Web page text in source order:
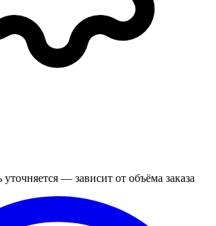
— зависит от объёма заказа